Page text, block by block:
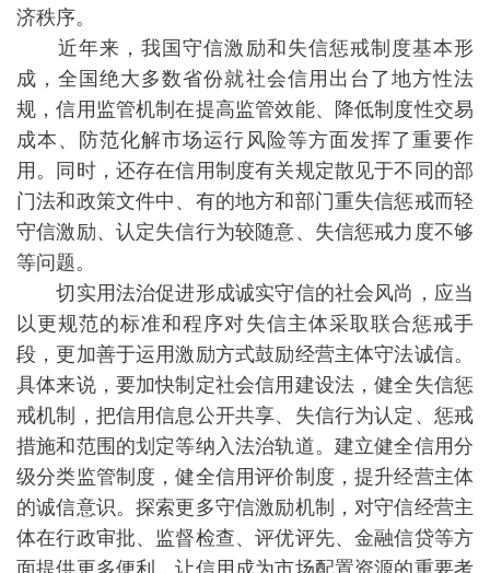
济秩序。
近年来，我国守信激励和失信惩戒制度基本形
成，全国绝大多数省份就社会信用出台了地方性法
规，信用监管机制在提高监管效能、降低制度性交易
成本、防范化解市场运行风险等方面发挥了重要作
用。同时，还存在信用制度有关规定散见于不同的部
门法和政策文件中、有的地方和部门重失信惩戒而轻
守信激励、认定失信行为较随意、失信惩戒力度不够
等问题。
切实用法治促进形成诚实守信的社会风尚，应当
以更规范的标准和程序对失信主体采取联合惩戒手
段，更加善于运用激励方式鼓励经营主体守法诚信。
具体来说，要加快制定社会信用建设法，健全失信惩
戒机制，把信用信息公开共享、失信行为认定、惩戒
措施和范围的划定等纳入法治轨道。建立健全信用分
级分类监管制度，健全信用评价制度，提升经营主体
的诚信意识。探索更多守信激励机制，对守信经营主
体在行政审批、监督检查、评优评先、金融信贷等方
面提供更多便利，让信用成为市场配置资源的重要考